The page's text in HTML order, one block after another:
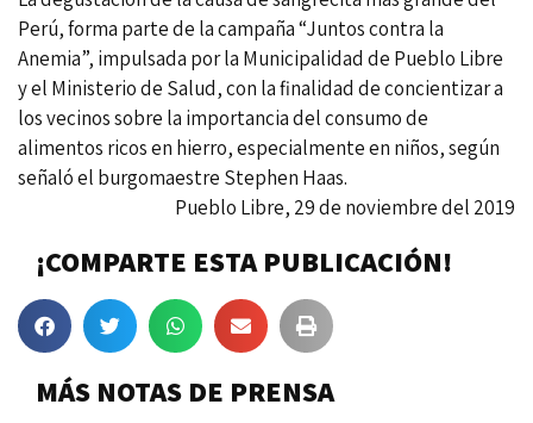
Perú, forma parte de la campaña “Juntos contra la
Anemia”, impulsada por la Municipalidad de Pueblo Libre
y el Ministerio de Salud, con la finalidad de concientizar a
los vecinos sobre la importancia del consumo de
alimentos ricos en hierro, especialmente en niños, según
señaló el burgomaestre Stephen Haas.
Pueblo Libre, 29 de noviembre del 2019
¡COMPARTE ESTA PUBLICACIÓN!
MÁS NOTAS DE PRENSA